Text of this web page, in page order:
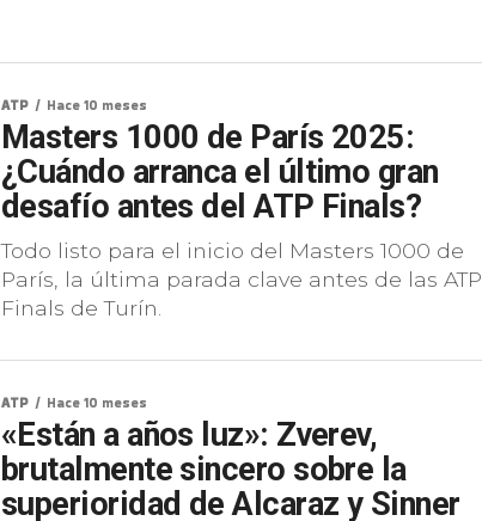
ATP Hace 10 meses
Masters 1000 de París 2025:
¿Cuándo arranca el último gran
desafío antes del ATP Finals?
Todo listo para el inicio del Masters 1000 de
París, la última parada clave antes de las ATP
Finals de Turín.
ATP Hace 10 meses
«Están a años luz»: Zverev,
brutalmente sincero sobre la
superioridad de Alcaraz y Sinner